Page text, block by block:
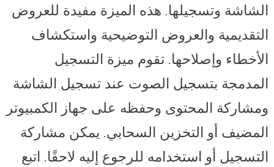
الشاشة وتسجيلها. هذه الميزة مفيدة للعروض
التقديمية والعروض التوضيحية واستكشاف
الأخطاء وإصلاحها. تقوم ميزة التسجيل
المدمجة بتسجيل الصوت عند تسجيل الشاشة
ومشاركة المحتوى وحفظه على جهاز الكمبيوتر
المضيف أو التخزين السحابي. يمكن مشاركة
التسجيل أو استخدامه للرجوع إليه لاحقًا. اتبع